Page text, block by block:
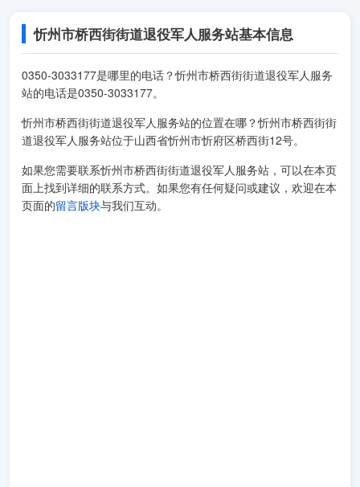
忻州市桥西街街道退役军人服务站基本信息
0350-3033177是哪里的电话？忻州市桥西街街道退役军人服务
站的电话是0350-3033177。
忻州市桥西街街道退役军人服务站的位置在哪？忻州市桥西街街
道退役军人服务站位于山西省忻州市忻府区桥西街12号。
如果您需要联系忻州市桥西街街道退役军人服务站，可以在本页
面上找到详细的联系方式。如果您有任何疑问或建议，欢迎在本
页面的留言版块与我们互动。